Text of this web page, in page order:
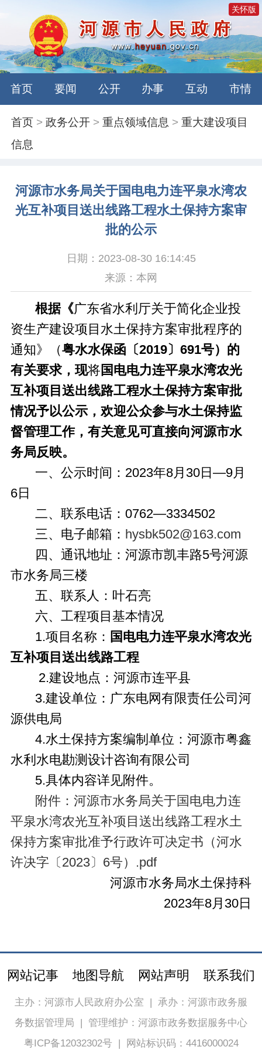
关怀版
首页 要闻 公开 办事 互动 市情
首页 >政务公开 >重点领域信息 >重大建设项目
信息
河源市水务局关于国电电力连平泉水湾农
光互补项目送出线路工程水土保持方案审
批的公示
日期：2023-08-30 16:14:45
来源：本网
根据《广东省水利厅关于简化企业投
资生产建设项目水土保持方案审批程序的
通知》（粤水水保函〔2019〕691号）的
有关要求，现将 国电电力连平泉水湾农光
互补项目送出线路工程水土保持方案审批
情况予以公示，欢迎公众参与水土保持监
督管理工作，有关意见可直接向河源市水
务局反映。
一、公示时间：2023年8月30日—9月
6日
二、联系电话：0762—3334502
三、电子邮箱： hysbk502@163.com
四、通讯地址：河源市凯丰路5号河源
市水务局三楼
五、联系人：叶石亮
六、工程项目基本情况
1.项目名称： 国电电力连平泉水湾农光
互补项目送出线路工程
2.建设地点：河源市连平县
3.建设单位：广东电网有限责任公司河
源供电局
4.水土保持方案编制单位：河源市粤鑫
水利水电勘测设计咨询有限公司
5.具体内容详见附件。
附件：河源市水务局关于国电电力连
平泉水湾农光互补项目送出线路工程水土
保持方案审批准予行政许可决定书（河水
许决字〔2023〕6号）.pdf
河源市水务局水土保持科
2023年8月30日
网站记事 地图导航 网站声明 联系我们
主办：河源市人民政府办公室 | 承办：河源市政务服
务数据管理局 | 管理维护：河源市政务数据服务中心
粤ICP备12032302号| 网站标识码：4416000024